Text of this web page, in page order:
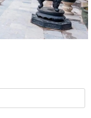
kết cấu hạ tầng xây
Nhà nước thu hồi đát